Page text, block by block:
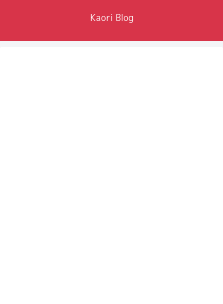
Kaori Blog